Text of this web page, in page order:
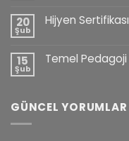
20
Şub
Hijyen
15
Şub
Temel Pedagoji
GÜNCEL YORUMLAR